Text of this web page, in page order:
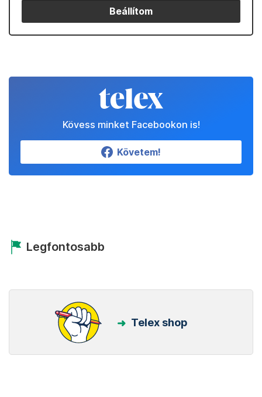
Beállítom
Kövess minket Facebookon is!
Követem!
Legfontosabb
Telex shop